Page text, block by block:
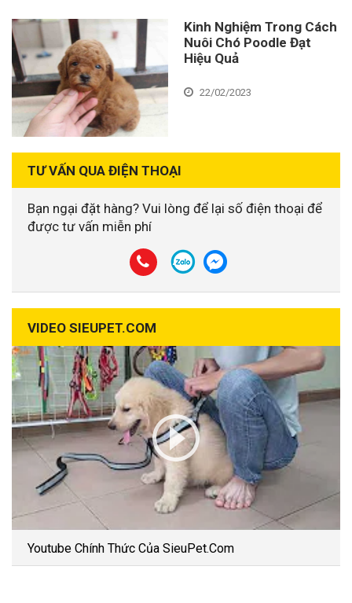
Kinh Nghiệm Trong Cách
Nuôi Chó Poodle Đạt
Hiệu Quả
22/02/2023
TƯ VẤN QUA ĐIỆN THOẠI
Bạn ngại đặt hàng? Vui lòng để lại số điện thoại để
được tư vấn miễn phí
VIDEO SIEUPET.COM
Youtube Chính Thức Của SieuPet.Com